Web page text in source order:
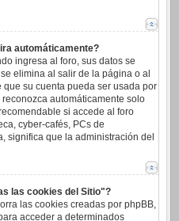
automáticamente?
ingresa al foro, sus datos se
elimina al salir de la página o al
su cuenta pueda ser usada por
automáticamente solo
si accede al foro
cyber-cafés, PCs de
significa que la administración del
las cookies del Sitio"?
las cookies creadas por phpBB,
acceder a determinados